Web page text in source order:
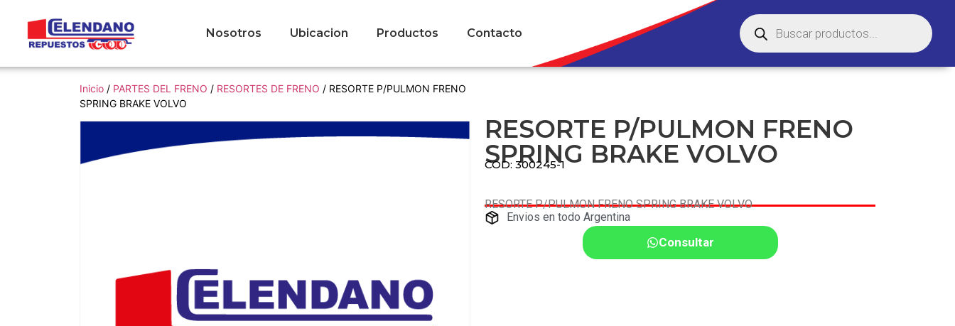
Nosotros Ubicacion Productos Contacto
Inicio / PARTES DEL FRENO / RESORTES DE FRENO / RESORTE P/PULMON FRENO
SPRING BRAKE VOLVO
RESORTE P/PULMON FRENO
SPRING BRAKE VOLVO
COD: 300245-1
RESORTE P/PULMON FRENO SPRING BRAKE VOLVO
Envios en todo Argentina
Consultar